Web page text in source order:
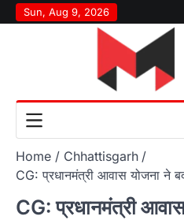
Skip
to
Sun, Aug 9, 2026
Home
Chhattisgarh
CG: प्रधानमंत्री आवास योजना ने
CG: प्रधानमंत्री